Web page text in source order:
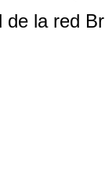
la red